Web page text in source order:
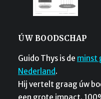
ÚW BOODSCHAP
Guido Thys is de minst
Nederland.
Hij vertelt graag úw